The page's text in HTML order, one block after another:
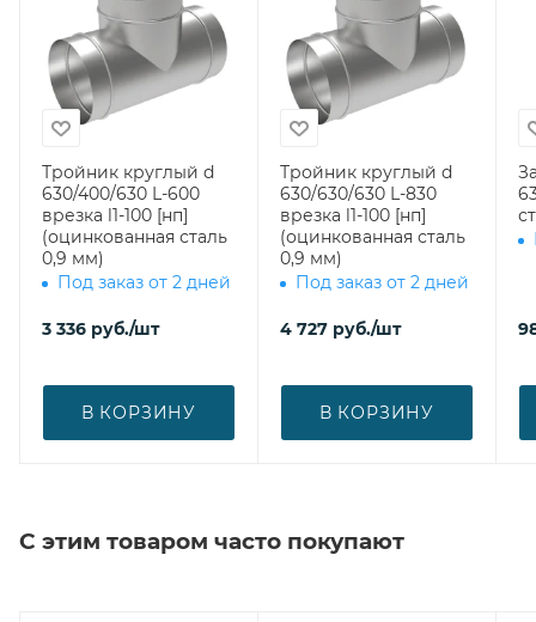
Тройник круглый d
630/400/630 L-600
врезка l1-100 [нп]
(оцинкованная сталь
0,9 мм)
Под заказ от 2 дней
3 336 руб./шт
В КОРЗИНУ
Тройник круглый d
630/630/630 L-830
врезка l1-100 [нп]
(оцинкованная сталь
0,9 мм)
Под заказ от 2 дней
4 727 руб./шт
В КОРЗИНУ
630
С этим товаром часто покупают